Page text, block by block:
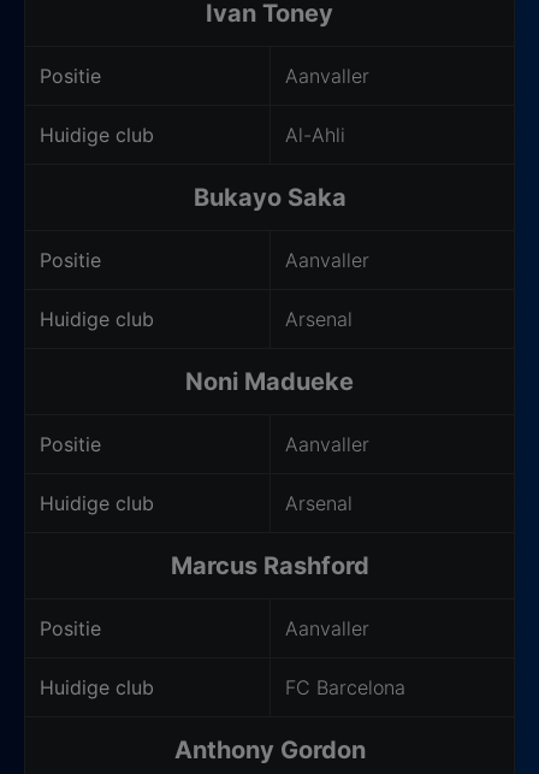
Ivan Toney
Positie Aanvaller
Huidige club Al-Ahli
Bukayo Saka
Positie Aanvaller
Huidige club Arsenal
Noni Madueke
Positie Aanvaller
Huidige club Arsenal
Marcus Rashford
Positie Aanvaller
Huidige club FC Barcelona
Anthony Gordon